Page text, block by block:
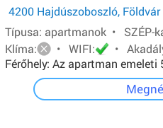
4200 Hajdúszoboszló, Földvár
Típusa: apartmanok • SZÉP-
Klíma:
• WIFI: •
Férőhely: Az apartman
Mindkét apartmanban van:
három egyszemélyes ágy.